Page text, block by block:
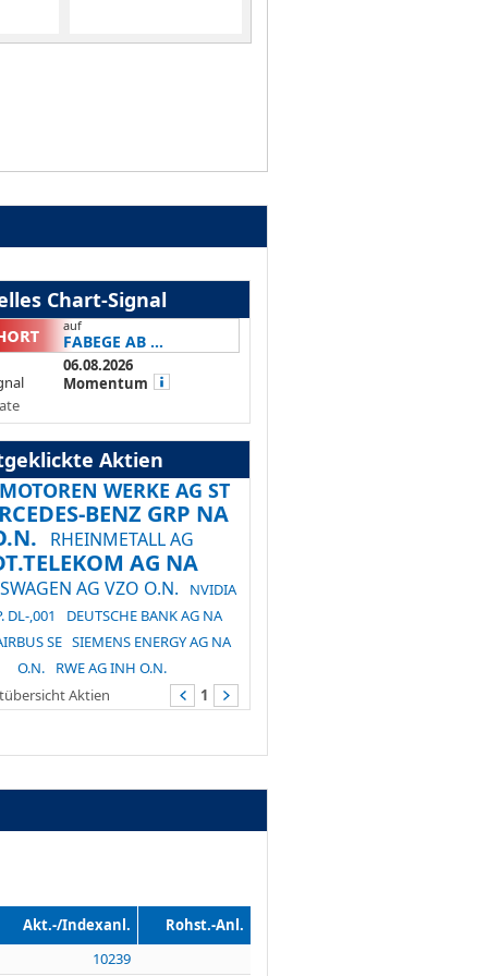
Chart-Signal
auf
FABEGE AB ...
06.08.2026
Momentum
Aktien
WERKE AG ST
BENZ GRP NA
RHEINMETALL AG
AG NA
AG VZO O.N.
NVIDIA
DL-,001
DEUTSCHE BANK AG NA
SE SIEMENS ENERGY AG NA
O.N.
RWE AG INH O.N.
Aktien
1
Akt.-/Indexanl.
Rohst.-Anl.
10239